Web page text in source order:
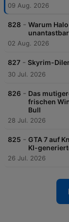
09 Aug. 2026
828 - Warum
02 Aug. 2026
827 - Skyrim-
30 Jul. 2026
826 - Das
frischen
Bull
28 Jul. 2026
825 - GTA 7 auf
KI-
26 Jul. 2026